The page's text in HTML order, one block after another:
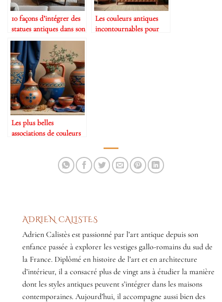
10 façons d’intégrer des
statues antiques dans son
intérieur
Les couleurs antiques
incontournables pour
Les plus belles
associations de couleurs
ADRIEN CALISTES
Adrien Calistès est passionné par l’art antique depuis son
enfance passée à explorer les vestiges gallo-romains du sud de
la France. Diplômé en histoire de l’art et en architecture
d’intérieur, il a consacré plus de vingt ans à étudier la manière
dont les styles antiques peuvent s’intégrer dans les maisons
contemporaines. Aujourd’hui, il accompagne aussi bien des